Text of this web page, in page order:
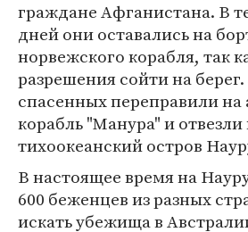
граждане Афганистана. В
дней они оставались на
норвежского корабля, так
разрешения сойти на
спасенных переправили на
корабль "Манура" и отвезли
тихоокеанский остров
В настоящее время на
600 беженцев из разных
искать убежища в